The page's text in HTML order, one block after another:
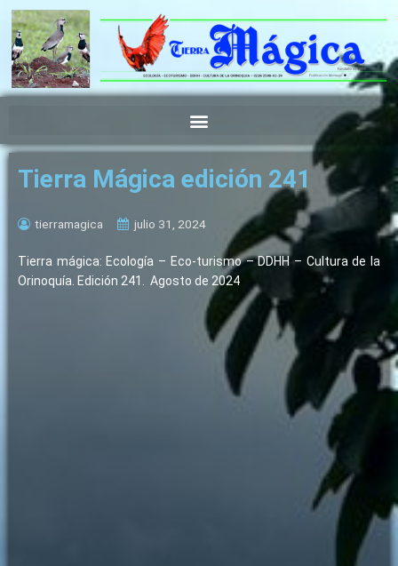
contenido
Tierra Mágica edición 241
tierramagica julio 31, 2024
Tierra mágica: Ecología – Eco-turismo – DDHH – Cultura de la
Orinoquía. Edición 241. Agosto de 2024